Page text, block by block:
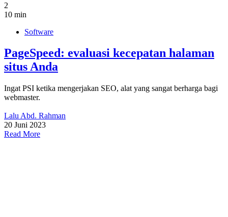
2
10 min
Software
PageSpeed: evaluasi kecepatan halaman
situs Anda
Ingat PSI ketika mengerjakan SEO, alat yang sangat berharga bagi
webmaster.
Lalu Abd. Rahman
20 Juni 2023
Read More